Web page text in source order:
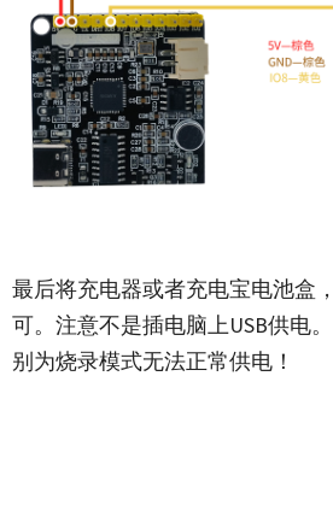
最后将充电器或者充电宝电池盒
可。注意不是插电脑上USB供电
别为烧录模式无法正常供电！